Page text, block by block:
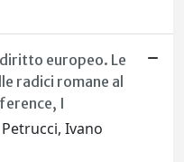
europeo. Le
radici romane al
I
Ivano